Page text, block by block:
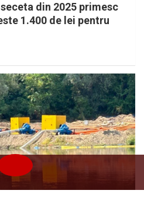
din 2025 primesc
1.400 de lei pentru